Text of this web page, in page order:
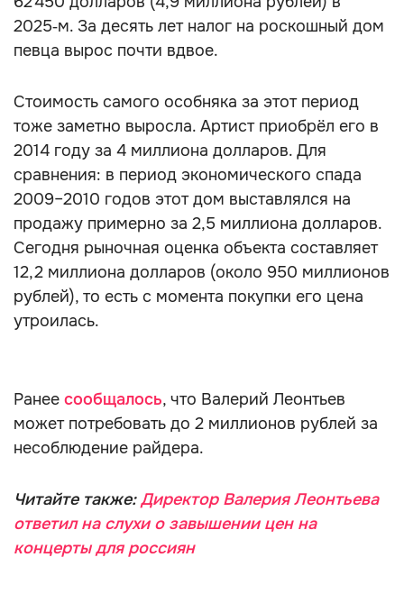
2025‑м. За десять лет налог на роскошный дом
певца вырос почти вдвое.
Стоимость самого особняка за этот период
тоже заметно выросла. Артист приобрёл его в
2014 году за 4 миллиона долларов. Для
сравнения: в период экономического спада
2009–2010 годов этот дом выставлялся на
продажу примерно за 2,5 миллиона долларов.
Сегодня рыночная оценка объекта составляет
12,2 миллиона долларов (около 950 миллионов
рублей), то есть с момента покупки его цена
утроилась.
Ранее сообщалось, что Валерий Леонтьев
может потребовать до 2 миллионов рублей за
несоблюдение райдера.
Читайте также:Директор Валерия Леонтьева
ответил на слухи о завышении цен на
концерты для россиян